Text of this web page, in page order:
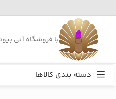
با فروشگاه آتی
دسته بندی کالاها